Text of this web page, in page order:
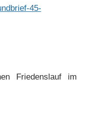
45-
Friedenslauf im